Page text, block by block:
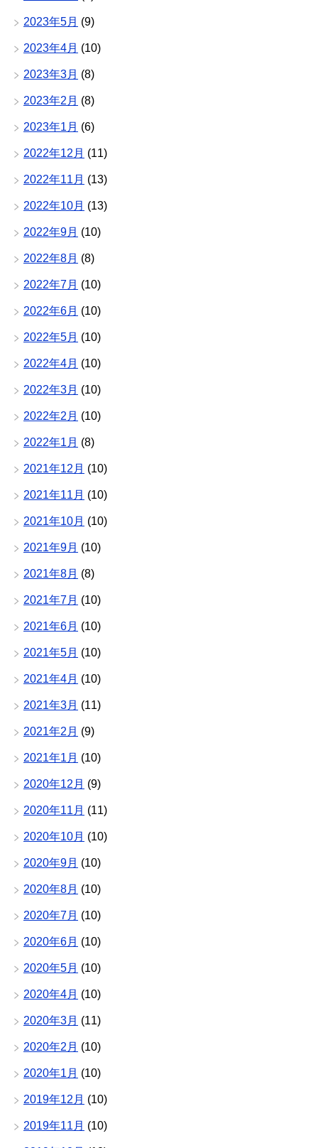
2023年5月 (9)
2023年4月 (10)
2023年3月 (8)
2023年2月 (8)
2023年1月 (6)
2022年12月 (11)
2022年11月 (13)
2022年10月 (13)
2022年9月 (10)
2022年8月 (8)
2022年7月 (10)
2022年6月 (10)
2022年5月 (10)
2022年4月 (10)
2022年3月 (10)
2022年2月 (10)
2022年1月 (8)
2021年12月 (10)
2021年11月 (10)
2021年10月 (10)
2021年9月 (10)
2021年8月 (8)
2021年7月 (10)
2021年6月 (10)
2021年5月 (10)
2021年4月 (10)
2021年3月 (11)
2021年2月 (9)
2021年1月 (10)
2020年12月 (9)
2020年11月 (11)
2020年10月 (10)
2020年9月 (10)
2020年8月 (10)
2020年7月 (10)
2020年6月 (10)
2020年5月 (10)
2020年4月 (10)
2020年3月 (11)
2020年2月 (10)
2020年1月 (10)
2019年12月 (10)
2019年11月 (10)